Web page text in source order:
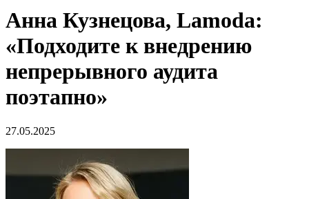
Анна Кузнецова, Lamoda:
«Подходите к внедрению
непрерывного аудита
поэтапно»
27.05.2025